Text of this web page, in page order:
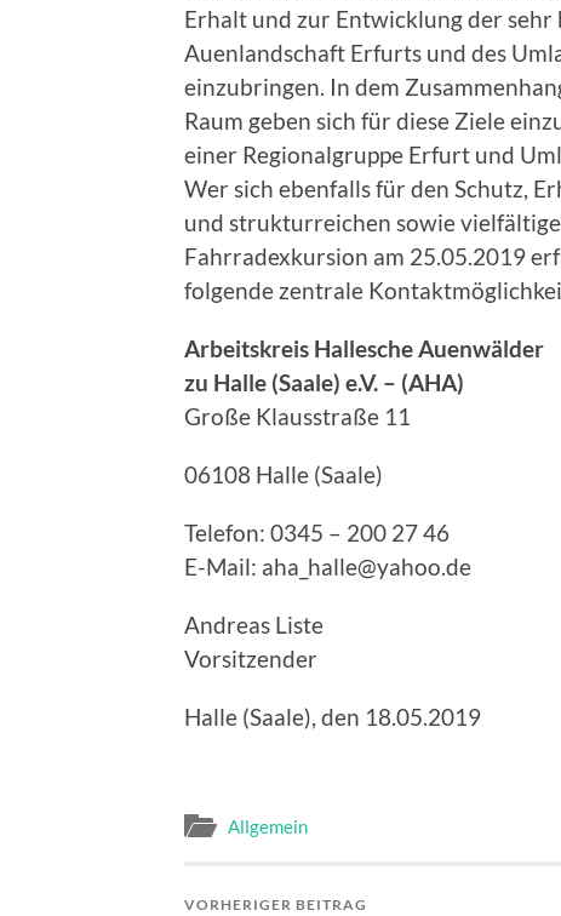
Erhalt und zur Entwicklung der
Auenlandschaft Erfurts und des
einzubringen. In dem
Raum geben sich für diese Ziele
einer Regionalgruppe Erfurt und
Wer sich ebenfalls für den Schutz,
und strukturreichen sowie
Fahrradexkursion am 25.05.2019
folgende zentrale
Arbeitskreis Hallesche Auenwälder
zu Halle (Saale) e.V. – (AHA)
Große Klausstraße 11
06108 Halle (Saale)
Telefon: 0345 – 200 27 46
E-Mail: aha_halle@yahoo.de
Andreas Liste
Vorsitzender
Halle (Saale), den 18.05.2019
Allgemein
VORHERIGER BEITRAG